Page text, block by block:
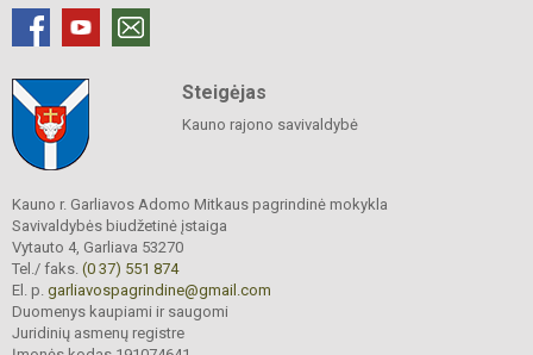
Steigėjas
Kauno rajono savivaldybė
Kauno r. Garliavos Adomo Mitkaus pagrindinė mokykla
Savivaldybės biudžetinė įstaiga
Vytauto 4, Garliava 53270
Tel./ faks. (0 37) 551 874
El. p. garliavospagrindine@gmail.com
Duomenys kaupiami ir saugomi
Juridinių asmenų registre